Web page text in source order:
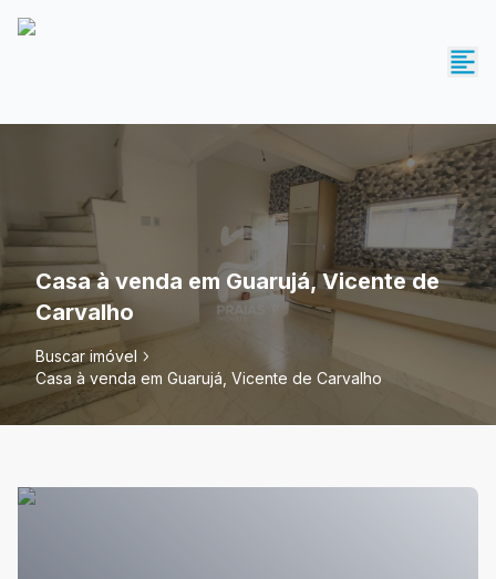
Casa à venda em Guarujá, Vicente de
Carvalho
Buscar imóvel
Casa à venda em Guarujá, Vicente de Carvalho